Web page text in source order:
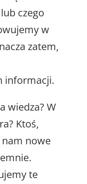
czego
w
zatem,
informacji.
wiedza? W
Ktoś,
nowe
te